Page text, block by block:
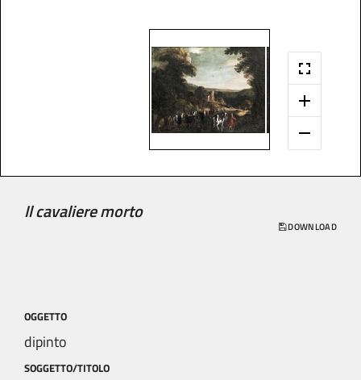
Il cavaliere morto
DOWNLOAD
OGGETTO
dipinto
SOGGETTO/TITOLO